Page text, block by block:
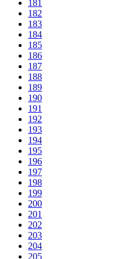
181
182
183
184
185
186
187
188
189
190
191
192
193
194
195
196
197
198
199
200
201
202
203
204
205